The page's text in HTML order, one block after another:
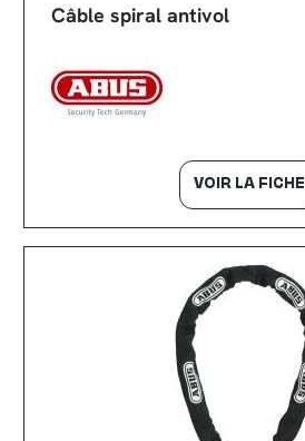
Câble spiral antivol
VOIR LA FICHE